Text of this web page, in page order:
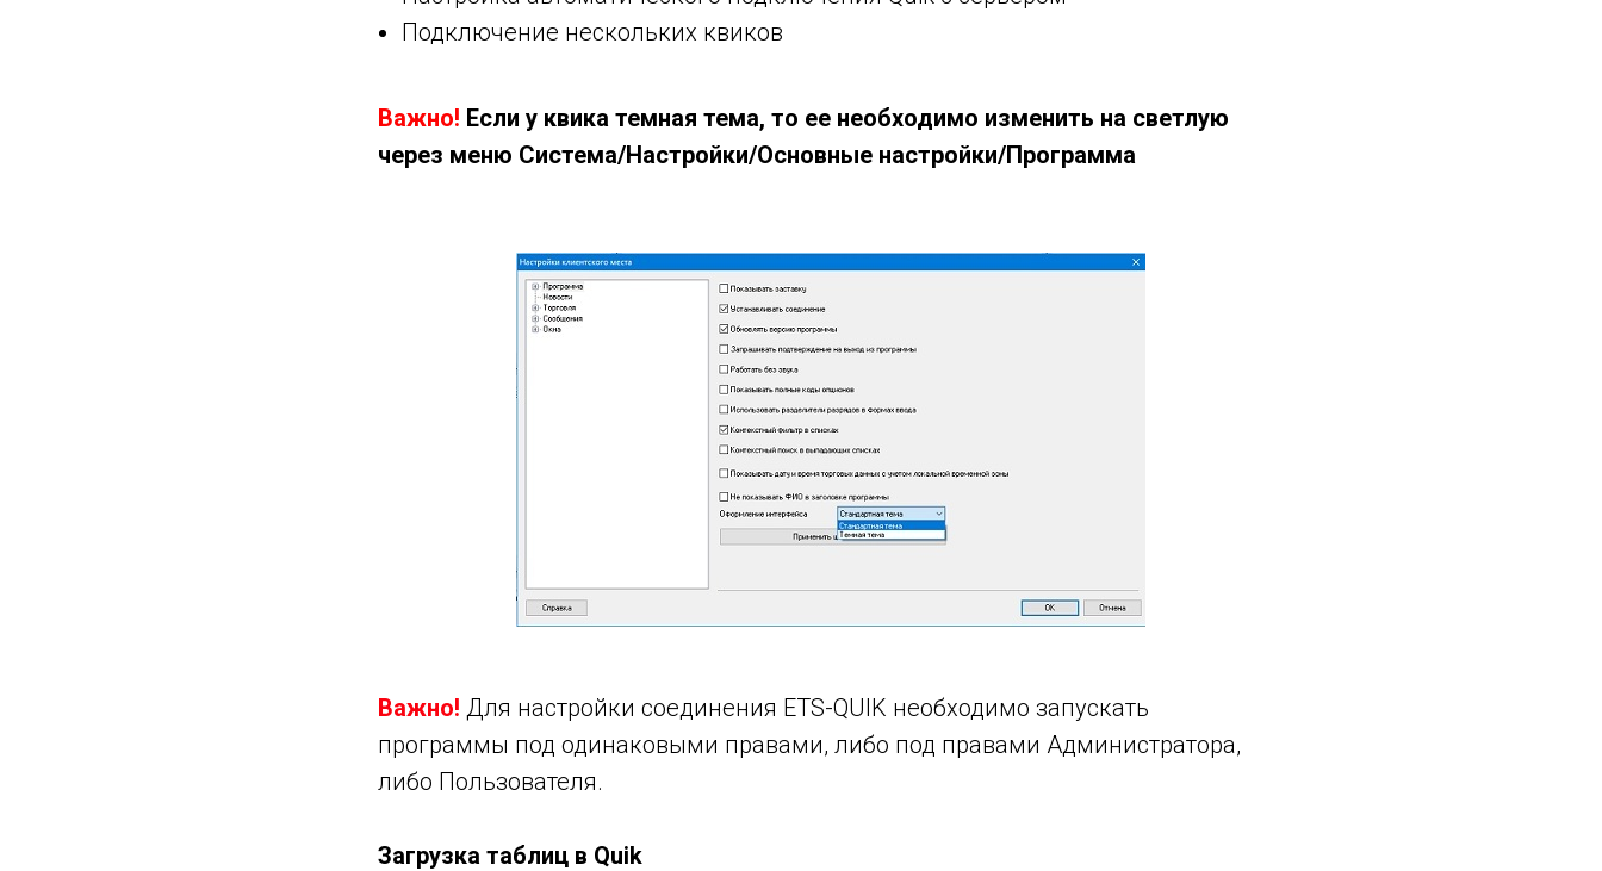
Подключение нескольких квиков
Важно! Если у квика темная тема, то ее необходимо изменить на светлую
через меню Система/Настройки/Основные настройки/Программа
Важно! Для настройки соединения ETS-QUIK необходимо запускать
программы под одинаковыми правами, либо под правами Администратора,
либо Пользователя.
Загрузка таблиц в Quik